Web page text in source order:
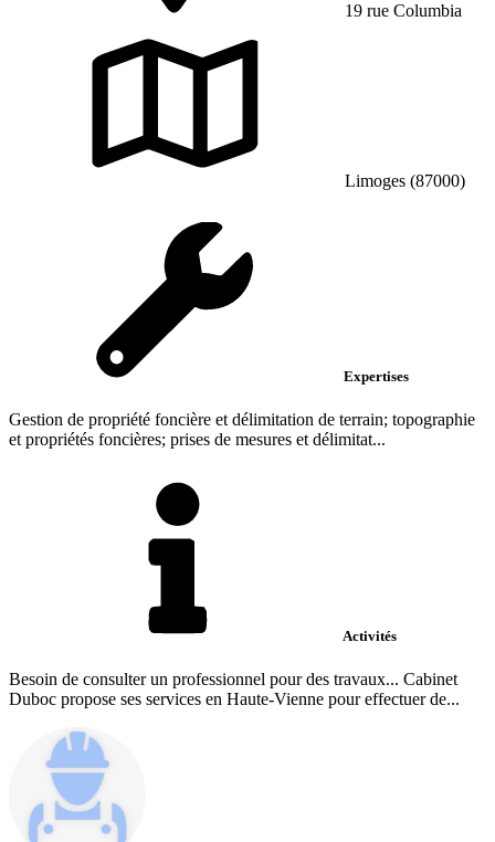
19 rue Columbia
Limoges (87000)
Expertises
Gestion de propriété foncière et délimitation de terrain; topographie
et propriétés foncières; prises de mesures et délimitat...
Activités
Besoin de consulter un professionnel pour des travaux... Cabinet
Duboc propose ses services en Haute-Vienne pour effectuer de...